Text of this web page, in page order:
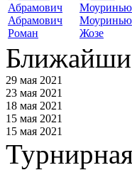
Абрамович
Роман
Моуринью
Жозе
29 мая 2021
23 мая 2021
18 мая 2021
15 мая 2021
15 мая 2021